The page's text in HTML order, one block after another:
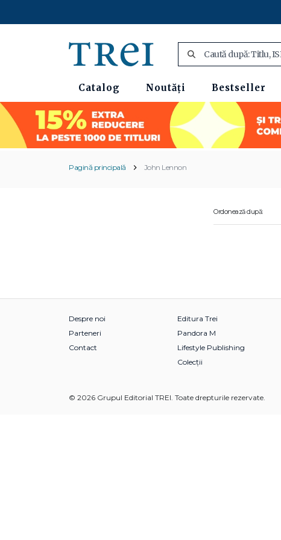
Catalog Noutăți Bestseller
Pagină principală John Lennon
Ordonează după:
Despre noi
Parteneri
Contact
Editura Trei
Pandora M
Lifestyle Publishing
Colecții
© 2026 Grupul Editorial TREI. Toate drepturile rezervate.